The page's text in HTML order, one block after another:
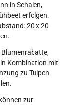
in Schalen,
erfolgen.
20 x 20
Kombination mit
zu Tulpen
zur